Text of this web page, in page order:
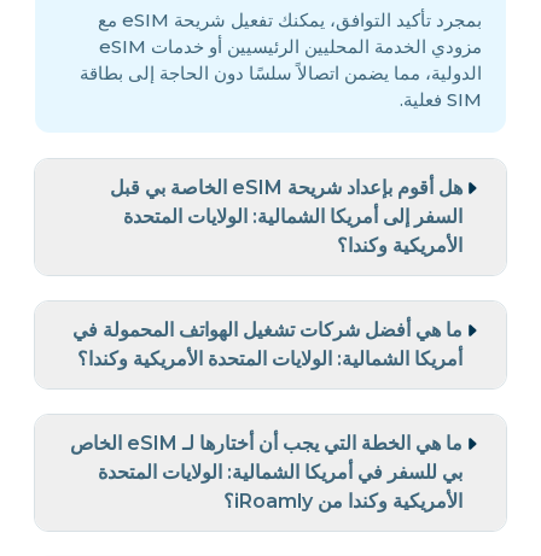
بمجرد تأكيد التوافق، يمكنك تفعيل شريحة eSIM مع
مزودي الخدمة المحليين الرئيسيين أو خدمات eSIM
الدولية، مما يضمن اتصالاً سلسًا دون الحاجة إلى بطاقة
SIM فعلية.
هل أقوم بإعداد شريحة eSIM الخاصة بي قبل
السفر إلى أمريكا الشمالية: الولايات المتحدة
الأمريكية وكندا؟
ما هي أفضل شركات تشغيل الهواتف المحمولة في
أمريكا الشمالية: الولايات المتحدة الأمريكية وكندا؟
ما هي الخطة التي يجب أن أختارها لـ eSIM الخاص
بي للسفر في أمريكا الشمالية: الولايات المتحدة
الأمريكية وكندا من iRoamly؟